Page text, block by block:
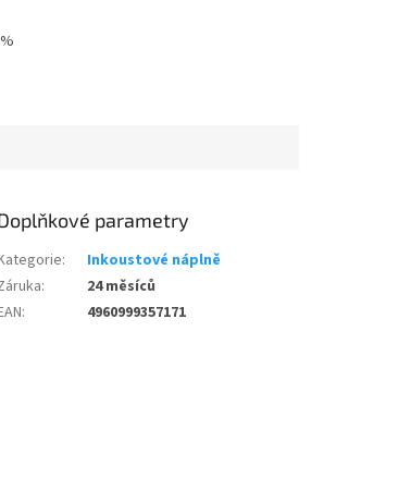
parametry
:
Inkoustové náplně
:
24 měsíců
: 4960999357171